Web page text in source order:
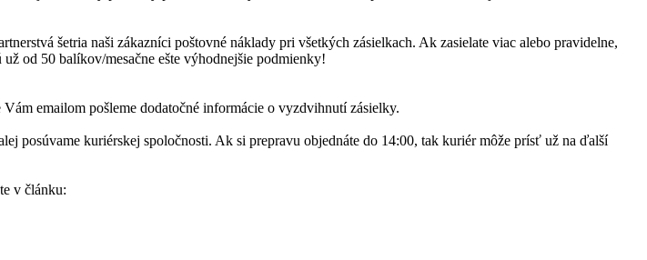
šetria naši zákazníci poštovné náklady pri všetkých zásielkach. Ak zasielate viac alebo pravidelne,
od 50 balíkov/mesačne ešte výhodnejšie podmienky!
emailom pošleme dodatočné informácie o vyzdvihnutí zásielky.
posúvame kuriérskej spoločnosti. Ak si prepravu objednáte do 14:00, tak kuriér môže prísť už na ďalší
v článku: